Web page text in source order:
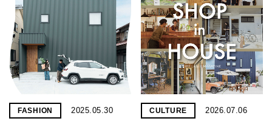
FASHION 2025.05.30 CULTURE 2026.07.06